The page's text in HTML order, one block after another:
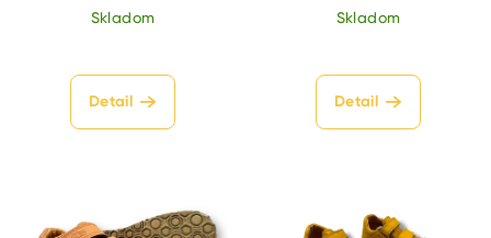
Skladom
Detail
Skladom
Detail